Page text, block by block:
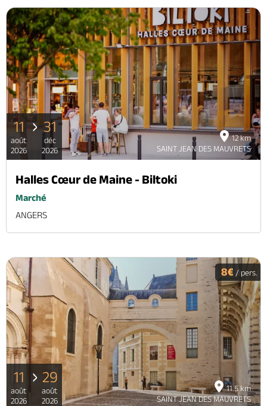
12 km
SAINT JEAN DES MAUVRETS
11
août
2026
31
déc
2026
Halles Cœur de Maine - Biltoki
Marché
ANGERS
11.5 km
SAINT JEAN DES MAUVRETS
8€ / pers.
11
août
2026
29
août
2026